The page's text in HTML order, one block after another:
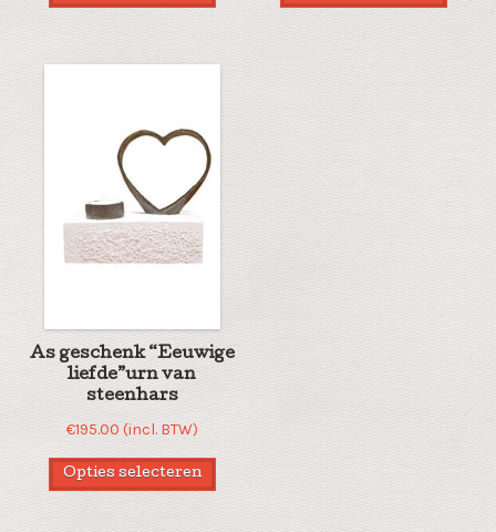
As geschenk “Eeuwige
liefde”urn van
steenhars
€195.00 (incl. BTW)
Opties selecteren